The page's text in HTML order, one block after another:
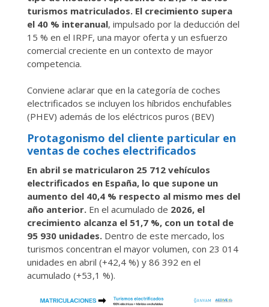
turismos matriculados. El crecimiento supera
el 40 % interanual, impulsado por la deducción del
15 % en el IRPF, una mayor oferta y un esfuerzo
comercial creciente en un contexto de mayor
competencia.
Conviene aclarar que en la categoría de coches
electrificados se incluyen los híbridos enchufables
(PHEV) además de los eléctricos puros (BEV)
Protagonismo del cliente particular en
ventas de coches electrificados
En abril se matricularon 25 712 vehículos
electrificados en España, lo que supone un
aumento del 40,4 % respecto al mismo mes del
año anterior.En el acumulado de 2026, el
crecimiento alcanza el 51,7 %, con un total de
95 930 unidades.Dentro de este mercado, los
turismos concentran el mayor volumen, con 23 014
unidades en abril (+42,4 %) y 86 392 en el
acumulado (+53,1 %).